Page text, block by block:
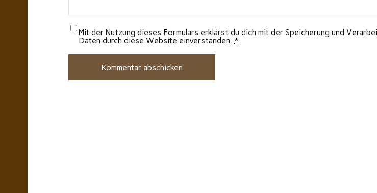
Mit der Nutzung dieses Formulars erklärst du dich mit der Speicherung und
Daten durch diese Website einverstanden. *